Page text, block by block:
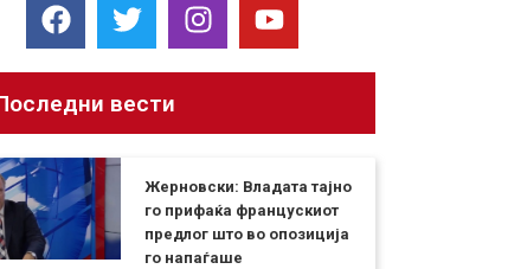
вести
Жерновски: Владата тајно
го прифаќа францускиот
предлог што во опозиција
го напаѓаше